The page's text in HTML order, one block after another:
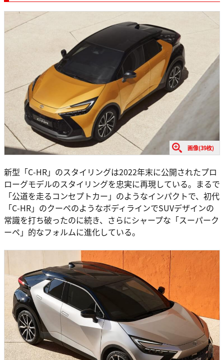
画像(39枚)
新型「C-HR」のスタイリングは2022年末に公開されたプロ
ローグモデルのスタイリングを忠実に再現している。まるで
「公道を走るコンセプトカー」のようなインパクトで、初代
「C-HR」のクーペのようなボディラインでSUVデザインの
常識を打ち破ったのに続き、さらにシャープな「スーパーク
ーペ」的なフォルムに進化している。